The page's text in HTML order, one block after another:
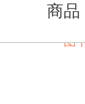
商品
图